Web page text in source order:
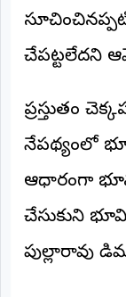
చేపట్టలేదని
ప్రస్తుతం
నేపథ్యంలో
ఆధారంగా
చేసుకుని
పుల్లారావు